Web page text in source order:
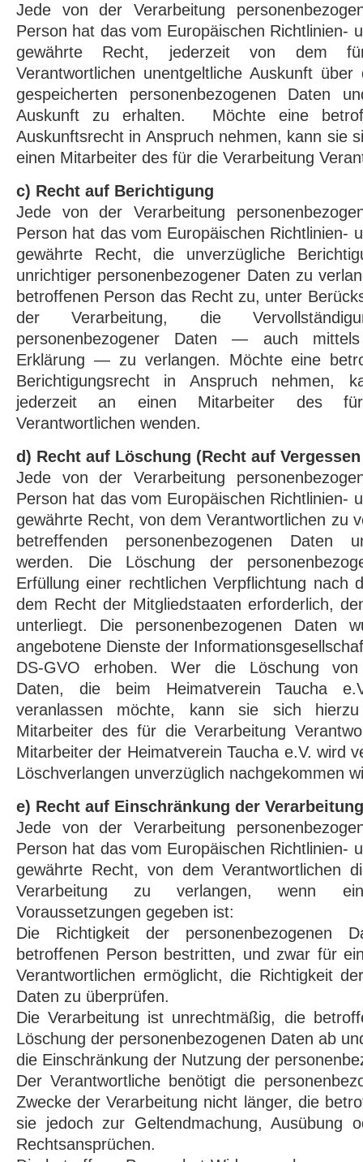
Jede von der Verarbeitung
Person hat das vom Europäischen Richtlinien-
gewährte Recht, jederzeit von dem
Verantwortlichen unentgeltliche Auskunft
gespeicherten personenbezogenen Daten
Auskunft zu erhalten. Möchte eine
Auskunftsrecht in Anspruch nehmen, kann sie
einen Mitarbeiter des für die Verarbeitung
c) Recht auf Berichtigung
Jede von der Verarbeitung
Person hat das vom Europäischen Richtlinien-
gewährte Recht, die unverzügliche
unrichtiger personenbezogener Daten zu
betroffenen Person das Recht zu, unter
der Verarbeitung, die
personenbezogener Daten — auch
Erklärung — zu verlangen. Möchte eine
Berichtigungsrecht in Anspruch nehmen,
jederzeit an einen Mitarbeiter des
Verantwortlichen wenden.
d) Recht auf Löschung (Recht auf
Jede von der Verarbeitung
Person hat das vom Europäischen Richtlinien-
gewährte Recht, von dem Verantwortlichen zu
betreffenden personenbezogenen Daten
werden. Die Löschung der
Erfüllung einer rechtlichen Verpflichtung nach
dem Recht der Mitgliedstaaten erforderlich,
unterliegt. Die personenbezogenen Daten
angebotene Dienste der
DS-GVO erhoben. Wer die Löschung von
Daten, die beim Heimatverein Taucha
veranlassen möchte, kann sie sich
Mitarbeiter des für die Verarbeitung
Mitarbeiter der Heimatverein Taucha e.V. wird
Löschverlangen unverzüglich nachgekommen
e) Recht auf Einschränkung der Verarbeitung
Jede von der Verarbeitung
Person hat das vom Europäischen Richtlinien-
gewährte Recht, von dem Verantwortlichen
Verarbeitung zu verlangen, wenn
Voraussetzungen gegeben ist:
Die Richtigkeit der personenbezogenen
betroffenen Person bestritten, und zwar für
Verantwortlichen ermöglicht, die Richtigkeit
Daten zu überprüfen.
Die Verarbeitung ist unrechtmäßig, die
Löschung der personenbezogenen Daten ab
die Einschränkung der Nutzung der
Der Verantwortliche benötigt die
Zwecke der Verarbeitung nicht länger, die
sie jedoch zur Geltendmachung, Ausübung
Rechtsansprüchen.